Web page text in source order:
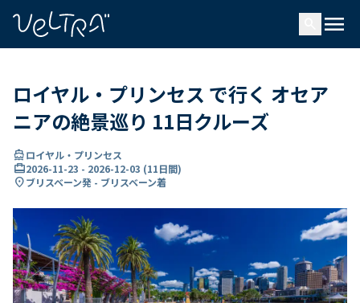
menu
ロイヤル・プリンセス で行く オセア
ニアの絶景巡り 11日クルーズ
directions_boatロイヤル・プリンセス
card_travel2026-11-23 - 2026-12-03 (11日間)
location_onブリスベーン発 - ブリスベーン着